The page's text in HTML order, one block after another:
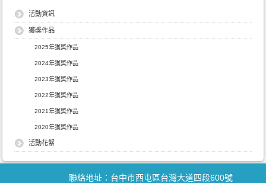
活動資訊
獲獎作品
2025年獲獎作品
2024年獲獎作品
2023年獲獎作品
2022年獲獎作品
2021年獲獎作品
2020年獲獎作品
活動花絮
聯絡地址：台中市西屯區台灣大道四段600號